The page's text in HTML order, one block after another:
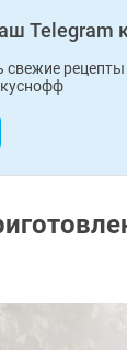
Telegram
свежие рецепты